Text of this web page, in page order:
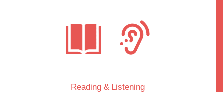
Reading & Listening